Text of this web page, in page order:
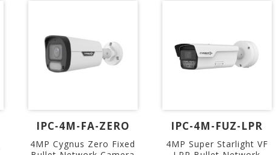
IPC-4M-FA-ZERO
4MP Cygnus Zero Fixed
IPC-4M-FUZ-LPR
4MP Super Starlight VF